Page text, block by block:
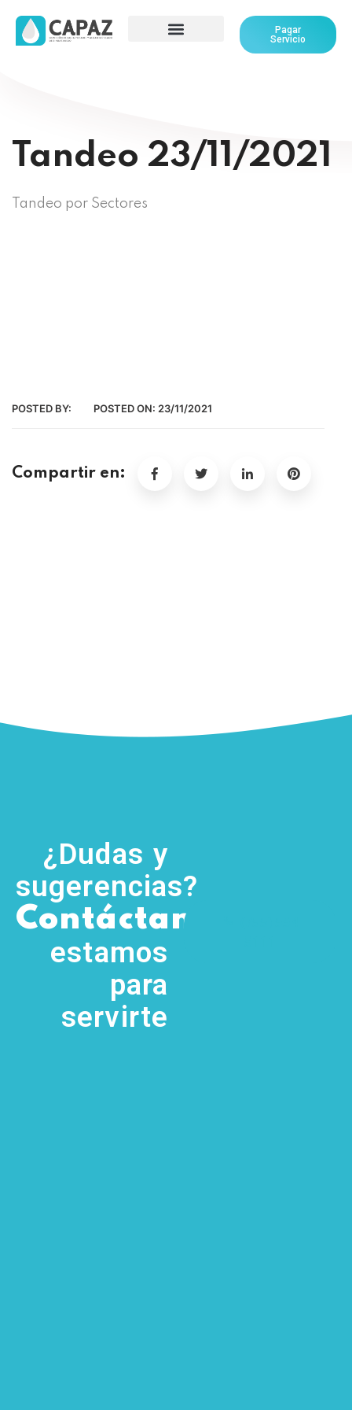
Pagar
Servicio
Tandeo 23/11/2021
Tandeo por Sectores
POSTED BY: POSTED ON: 23/11/2021
Compartir en:
¿Dudas y
sugerencias?
Contáctanos
estamos
para
servirte